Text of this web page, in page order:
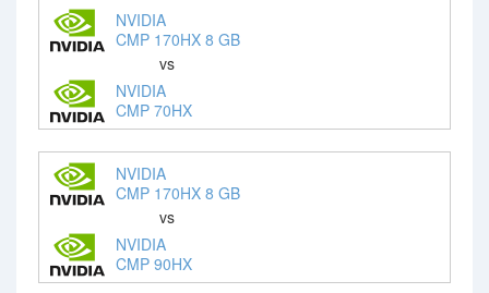
NVIDIA
CMP 170HX 8 GB
vs
NVIDIA
CMP 70HX
NVIDIA
CMP 170HX 8 GB
vs
NVIDIA
CMP 90HX